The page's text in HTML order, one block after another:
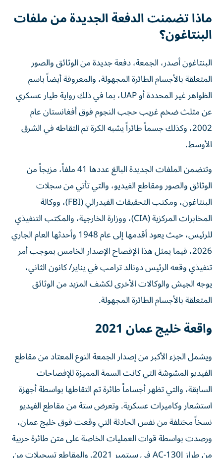
ماذا تضمنت الدفعة الجديدة من ملفات
البنتاغون؟
البنتاغون أصدر، الجمعة، دفعة جديدة من الوثائق والصور
المتعلقة بالأجسام الطائرة المجهولة، والمعروفة أيضاً باسم
الظواهر غير المحددة أو UAP، بما في ذلك رواية طيار عسكري
عن مثلث ضخم غريب حجب النجوم فوق أفغانستان عام
2002، وكذلك جسماً طائراً يشبه الكرة تم التقاطه في الشرق
الأوسط.
وتتضمن الملفات الجديدة البالغ عددها 41 ملفاً، مزيجاً من
الوثائق والصور ومقاطع الفيديو، والتي تأتي من سجلات
البنتاغون، ومكتب التحقيقات الفيدرالي (FBI)، ووكالة
المخابرات المركزية (CIA)، ووزارة الخارجية، والمكتب التنفيذي
للرئيس، حيث يعود أقدمها إلى عام 1948 وأحدثها العام الجاري
2026، فيما يمثل هذا الإفصاح الإصدار الخامس بموجب أمر
تنفيذي وقعه الرئيس دونالد ترامب في يناير/ كانون الثاني،
يوجه الجيش والوكالات الأخرى لكشف المزيد من الوثائق
المتعلقة بالأجسام الطائرة المجهولة.
واقعة خليج عمان 2021
ويشمل الجزء الأكبر من إصدار الجمعة النوع المعتاد من مقاطع
الفيديو المشوشة التي كانت السمة المميزة للإفصاحات
السابقة، والتي تظهر أجساماً طائرة تم التقاطها بواسطة أجهزة
استشعار وكاميرات عسكرية. وتعرض ستة من مقاطع الفيديو
نسخاً مختلفة من نفس الحادثة التي وقعت فوق خليج عمان،
ورصدت بواسطة قوات العمليات الخاصة على متن طائرة حربية